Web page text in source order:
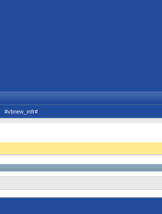
#vbnew_mfr#